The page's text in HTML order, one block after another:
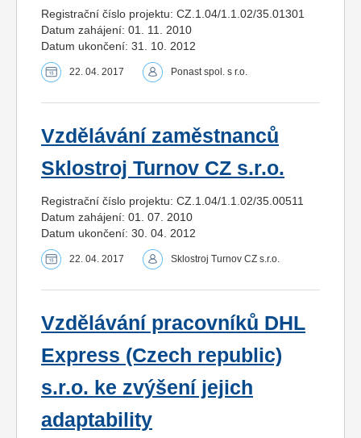
Registrační číslo projektu: CZ.1.04/1.1.02/35.01301
Datum zahájení: 01. 11. 2010
Datum ukončení: 31. 10. 2012
22. 04. 2017 Ponast spol. s r.o.
Vzdělávání zaměstnanců
Sklostroj Turnov CZ s.r.o.
Registrační číslo projektu: CZ.1.04/1.1.02/35.00511
Datum zahájení: 01. 07. 2010
Datum ukončení: 30. 04. 2012
22. 04. 2017 Sklostroj Turnov CZ s.r.o.
Vzdělávání pracovníků DHL
Express (Czech republic)
s.r.o. ke zvýšení jejich
adaptability